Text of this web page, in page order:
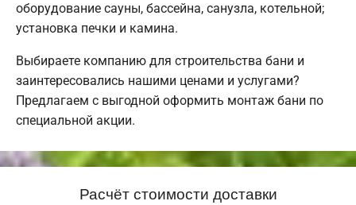
оборудование сауны, бассейна, санузла, котельной;
установка печки и камина.
Выбираете компанию для строительства бани и
заинтересовались нашими ценами и услугами?
Предлагаем с выгодной оформить монтаж бани по
специальной акции.
Расчёт стоимости доставки